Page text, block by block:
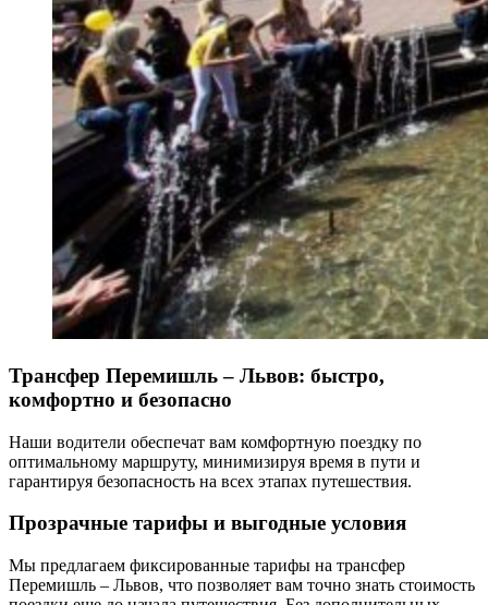
Трансфер Перемишль – Львов: быстро,
комфортно и безопасно
Наши водители обеспечат вам комфортную поездку по
оптимальному маршруту, минимизируя время в пути и
гарантируя безопасность на всех этапах путешествия.
Прозрачные тарифы и выгодные условия
Мы предлагаем фиксированные тарифы на трансфер
Перемишль – Львов, что позволяет вам точно знать стоимость